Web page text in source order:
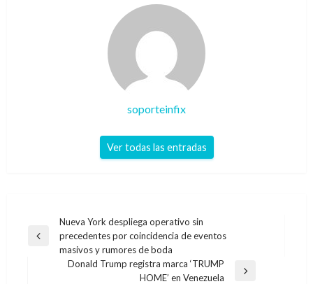
soporteinfix
Ver todas las entradas
Navegación
de
entradas
Entrada
anterior
Nueva York despliega operativo sin
precedentes por coincidencia de eventos
masivos y rumores de boda
Donald Trump registra marca ‘TRUMP
HOME’ en Venezuela